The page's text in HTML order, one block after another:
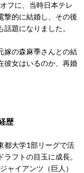
フに、当時日本テレ
撃的に結婚し、その後
題になりました。
嫁の森麻季さんとの結
彼女はいるのか、再婚
歴
都大学1部リーグで活
フトの目玉に成長。
ャイアンツ（巨人）